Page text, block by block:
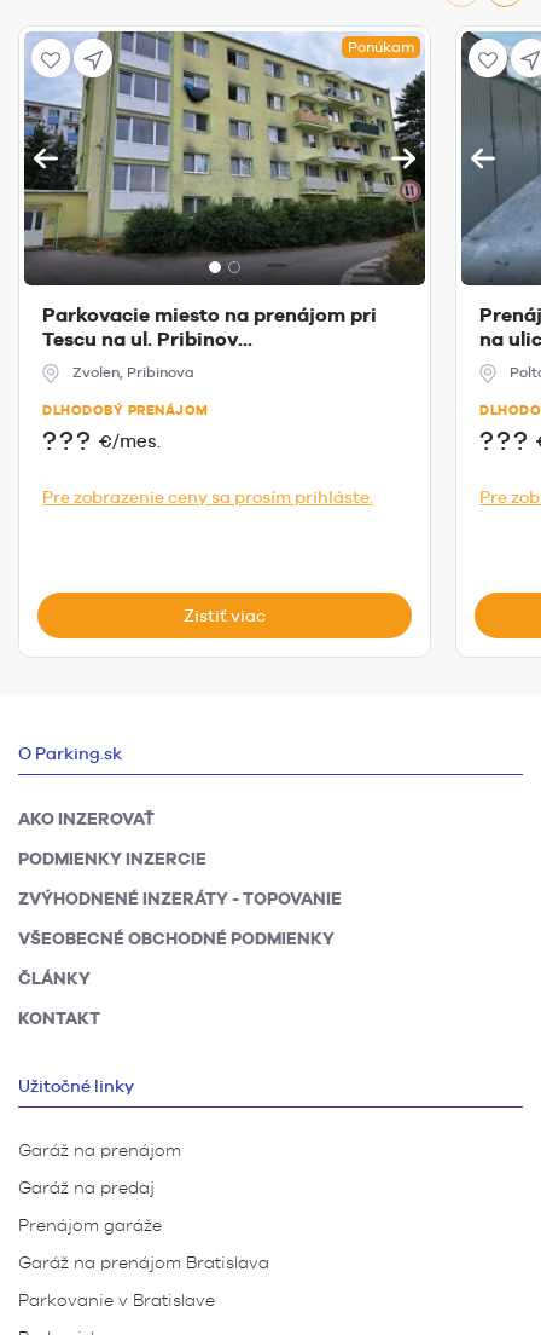
Ponúkam
Parkovacie miesto na prenájom pri
Tescu na ul. Pribinov...
Zvolen, Pribinova
DLHODOBÝ PRENÁJOM
??? €/mes.
Pre zobrazenie ceny sa prosím prihláste.
Zistiť viac
na
???
Pre
O Parking.sk
AKO INZEROVAŤ
PODMIENKY INZERCIE
ZVÝHODNENÉ INZERÁTY - TOPOVANIE
VŠEOBECNÉ OBCHODNÉ PODMIENKY
ČLÁNKY
KONTAKT
Užitočné linky
Garáž na prenájom
Garáž na predaj
Prenájom garáže
Garáž na prenájom Bratislava
Parkovanie v Bratislave